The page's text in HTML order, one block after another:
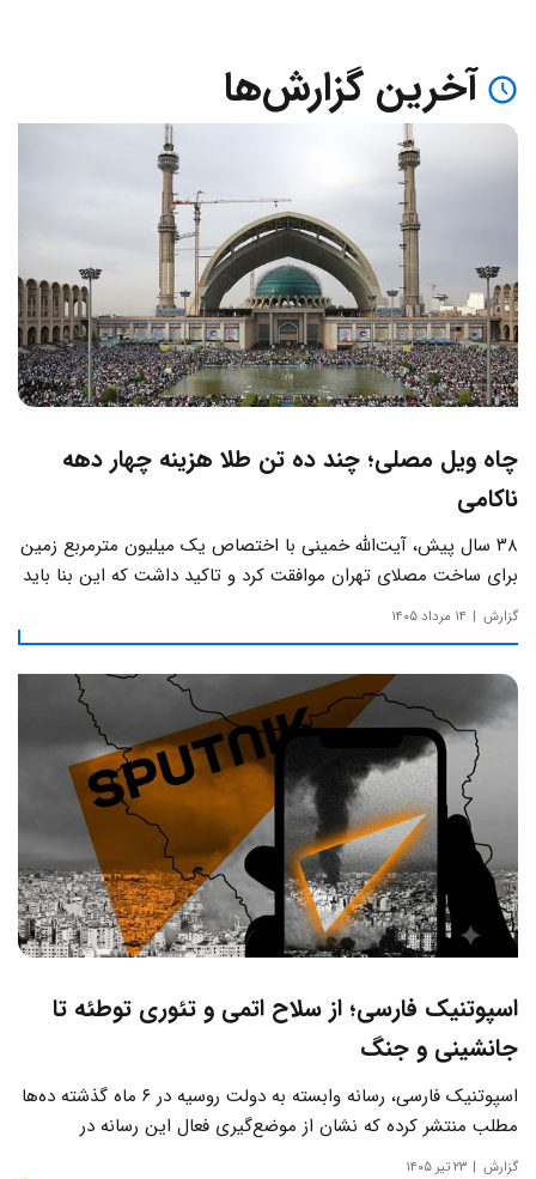
آخرین گزارش‌ها
چاه ویل مصلی؛ چند ده تن طلا هزینه چهار دهه
ناکامی
۳۸ سال پیش، آیت‌الله خمینی با اختصاص یک میلیون مترمربع زمین
برای ساخت مصلای تهران موافقت کرد و تاکید داشت که این بنا باید
به دور از زرق‌وبرق و یادآور سادگی مساجد صدر اسلام باشد.
گزارش ۱۴ مرداد ۱۴۰۵
اسپوتنیک فارسی؛ از سلاح اتمی و تئوری توطئه تا
جانشینی و جنگ
اسپوتنیک فارسی، رسانه وابسته به دولت روسیه در ۶ ماه گذشته ده‌ها
مطلب منتشر کرده که نشان از موضع‌گیری فعال این رسانه‌ در
حساس‌ترین مسائل چالش‌های داخلی ایران دارد.
گزارش ۲۳ تیر ۱۴۰۵